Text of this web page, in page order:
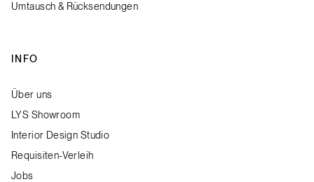
Umtausch & Rücksendungen
INFO
Über uns
LYS Showroom
Interior Design Studio
Requisiten-Verleih
Jobs